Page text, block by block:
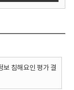
보 침해요인 평가 결